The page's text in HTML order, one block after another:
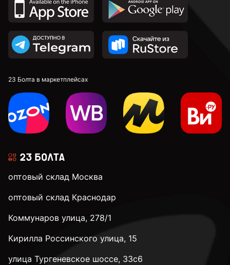
23 Болта в маркетплейсах
оптовый склад Москва
оптовый склад Краснодар
Коммунаров улица, 278/1
Кирилла Россинского улица, 15
улица Тургеневское шоссе, 33с6